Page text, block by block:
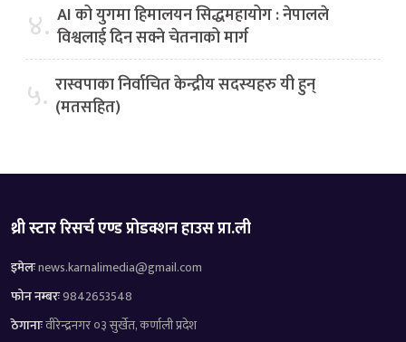
४. AI को युगमा हिमालयन सिद्धमहायोग : नेपालले
विश्वलाई दिन सक्ने चेतनाको मार्ग
५. रास्वपाका निर्वाचित केन्द्रीय सदस्यहरु यी हुन्
(मतसहित)
थ्री स्टार रिसर्च एण्ड प्रोडक्शन हाउस प्रा.ली
इमेलःnews.karnalimedia@gmail.com
फोन नम्बरः9842653548
ठेगानाःवीरेन्द्रनगर ०३ सुर्खेत, कर्णाली प्रदेश